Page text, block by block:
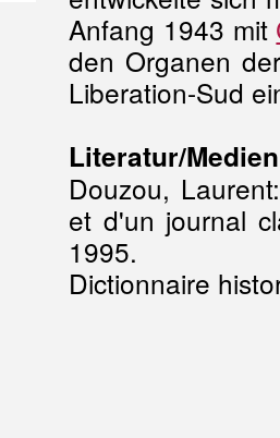
Anfang 1943 mit
den Organen
Liberation-Sud
Literatur/Medien
Douzou,
et d'un journal
1995.
Dictionnaire